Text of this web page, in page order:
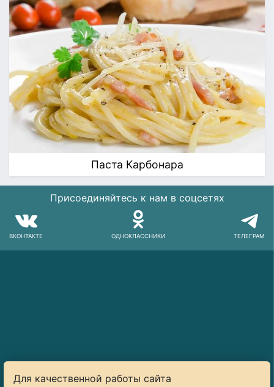
Паста Карбонара
Присоединяйтесь к нам в соцсетях
ВКОНТАКТЕ ОДНОКЛАССНИКИ ТЕЛЕГРАМ
Для качественной работы сайта